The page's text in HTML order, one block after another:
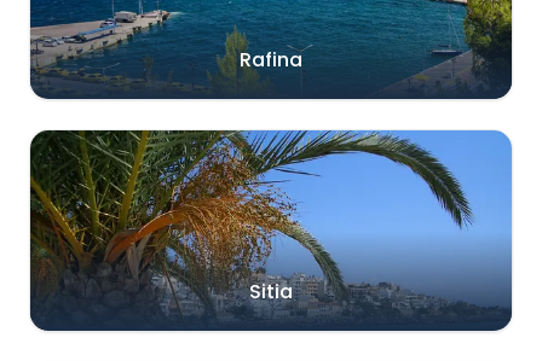
Rafina
Sitia